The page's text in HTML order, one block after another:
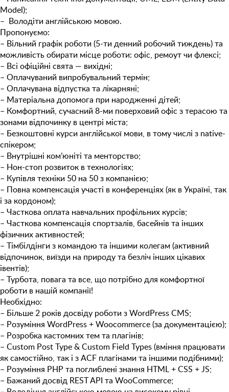
Model);
– Володіти англійською мовою.
Пропонуємо:
– Вільний графік роботи (5-ти денний робочий тиждень) та
можливість обирати місце роботи: офіс, ремоут чи флексі;
– Всі офіційні свята — вихідні;
– Оплачуваний випробувальний термін;
– Оплачувана відпустка та лікарняні;
– Матеріальна допомога при народженні дітей;
– Комфортний, сучасний 8-ми поверховий офіс з терасою та
зонами відпочинку в центрі міста;
– Безкоштовнi курси англійської мови, в тому числі з native-
спікером;
– Внутрішні ком’юніті та менторство;
– Нон-стоп розвиток в технологіях;
– Купівля техніки 50 на 50 з компанією;
– Повна компенсація участі в конференціях (як в Україні, так
і за кордоном);
– Часткова оплата навчальних профільних курсів;
– Часткова компенсація спортзалів, басейнів та інших
фізичних активностей;
– Тімбілдінги з командою та іншими колегам (активний
відпочинок, виїзди на природу та безліч інших цікавих
івентів);
– Турбота, повага та все, що потрібно для комфортної
роботи в нашій компанії!
Необхідно:
– Більше 2 років досвіду роботи з WordPressCMS;
– Розуміння WordPress + Woocommerce (за документацією);
– Розробка кастомних тем та плагінів;
– Custom Post Type & Custom Field Types (вміння працювати
як самостійно, так і з ACF плагінами та іншими подібними);
– Розуміння PHP та поглиблені знання HTML + CSS + JS;
– Бажаний досвід REST API та WooCommerce;